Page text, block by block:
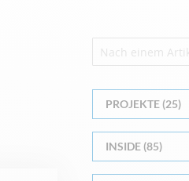
PROJEKTE (25)
INSIDE (85)